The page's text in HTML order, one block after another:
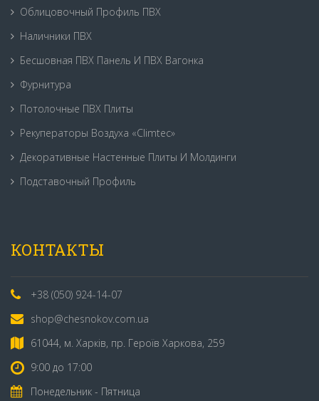
Облицовочный Профиль ПВХ
Наличники ПВХ
Бесшовная ПВХ Панель И ПВХ Вагонка
Фурнитура
Потолочные ПВХ Плиты
Рекуператоры Воздуха «Climtec»
Декоративные Настенные Плиты И Молдинги
Подставочный Профиль
КОНТАКТЫ
+38 (050) 924-14-07
shop@chesnokov.com.ua
61044, м. Харків, пр. Героїв Харкова, 259
9:00 до 17:00
Понедельник - Пятница